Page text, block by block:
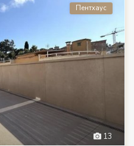
13
Пентхаус